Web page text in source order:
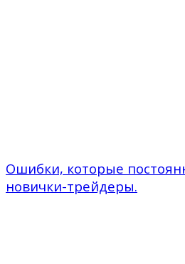
Ошибки, которые
новички-трейдеры.